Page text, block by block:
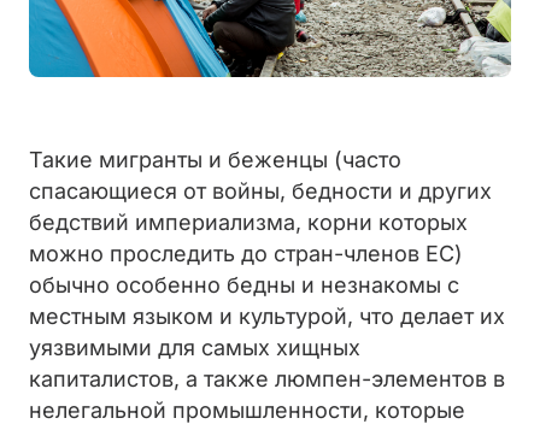
Такие мигранты и беженцы (часто
спасающиеся от войны, бедности и других
бедствий империализма, корни которых
можно проследить до стран-членов ЕС)
обычно особенно бедны и незнакомы с
местным языком и культурой, что делает их
уязвимыми для самых хищных
капиталистов, а также люмпен-элементов в
нелегальной промышленности, которые